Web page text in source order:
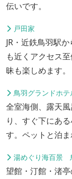
伝いです。
戸田家
JR・近鉄鳥羽駅
も近くアクセス
昧も楽しめます。
鳥羽グランドホテ
全室海側、露天
り、すぐ下にあ
す。ペットと泊ま
湯めぐり海百景
望館・汀館・渚